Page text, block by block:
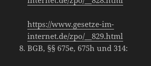
https://www.gesetze-im-
internet.de/zpo/__829.html
BGB, §§ 675e, 675h und 314: